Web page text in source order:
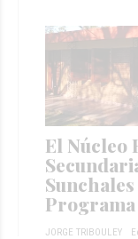
El Núcleo
JORGE TRIBOULEY